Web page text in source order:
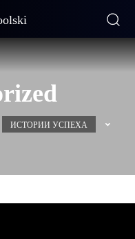
ИСТОРИИ УСПЕХА